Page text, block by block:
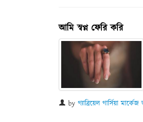
আমি স্বপ্ন ফেরি করি
by গ্যাব্রিয়েল গার্সিয়া